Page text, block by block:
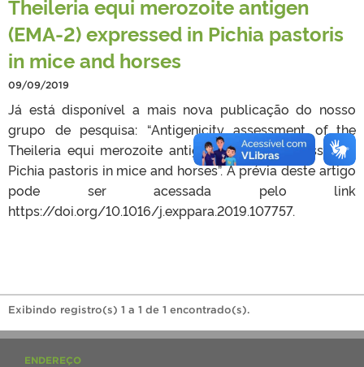
Theileria equi merozoite antigen
(EMA-2) expressed in Pichia pastoris
in mice and horses
09/09/2019
Já está disponível a mais nova publicação do nosso
grupo de pesquisa: “Antigenicity assessment of the
Theileria equi merozoite antigen (EMA-2) expressed in
Pichia pastoris in mice and horses”. A prévia deste artigo
pode ser acessada pelo link
https://doi.org/10.1016/j.exppara.2019.107757.
Exibindo registro(s) 1 a 1 de 1 encontrado(s).
ENDEREÇO